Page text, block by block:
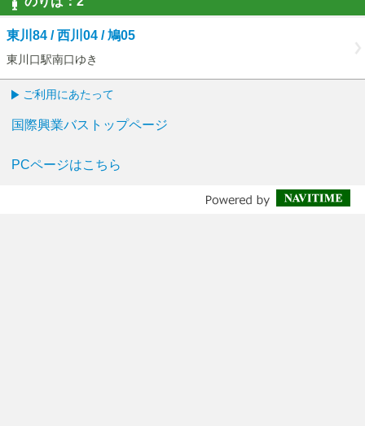
2
東川84 / 西川04 / 鳩05
東川口駅南口ゆき
ご利用にあたって
国際興業バストップページ
PCページはこちら